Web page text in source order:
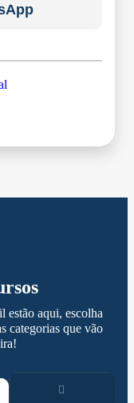
estão aqui, escolha
categorias que vão